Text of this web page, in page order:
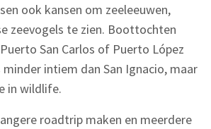
ook kansen om zeeleeuwen,
zeevogels te zien. Boottochten
San Carlos of Puerto López
minder intiem dan San Ignacio, maar
in wildlife.
roadtrip maken en meerdere